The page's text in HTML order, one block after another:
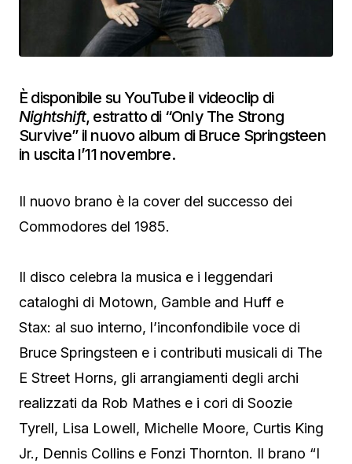
È disponibile su YouTube il videoclip di
Nightshift, estratto di “Only The Strong
Survive” il nuovo album di Bruce Springsteen
in uscita l’11 novembre.
Il nuovo brano è la cover del successo dei
Commodores del 1985.
Il disco celebra la musica e i leggendari
cataloghi di Motown, Gamble and Huff e
Stax: al suo interno, l’inconfondibile voce di
Bruce Springsteen e i contributi musicali di The
E Street Horns, gli arrangiamenti degli archi
realizzati da Rob Mathes e i cori di Soozie
Tyrell, Lisa Lowell, Michelle Moore, Curtis King
Jr., Dennis Collins e Fonzi Thornton. Il brano “I